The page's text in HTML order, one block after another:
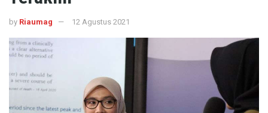
by Riaumag 12 Agustus 2021